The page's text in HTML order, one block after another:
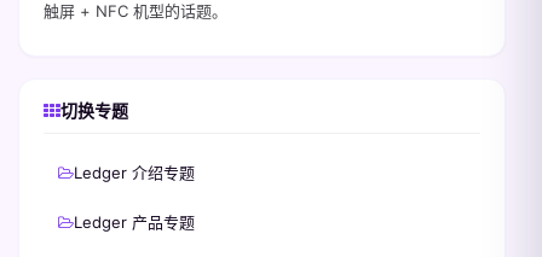
触屏 + NFC 机型的话题。
切换专题
Ledger 介绍专题
Ledger 产品专题